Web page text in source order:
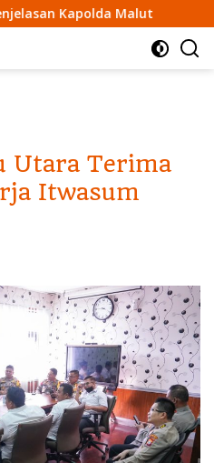
Malut Kapolda
Utara Terima
Itwasum